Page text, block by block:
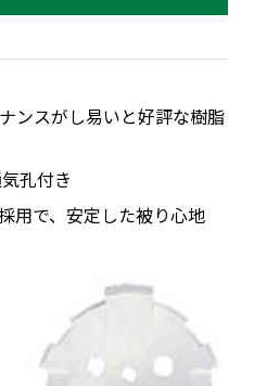
ンスがし易いと好評な樹脂
孔付き
用で、安定した被り心地